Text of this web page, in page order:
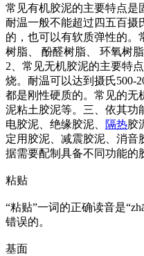
常见有机胶泥的主要特点是
耐温一般不能超过四五百摄
的，也可以有软质弹性的。
树脂、 酚醛树脂、 环氧树
2、常见无机胶泥的主要特
烧。耐温可以达到摄氏500-
都是刚性硬质的。常见的无
泥粘土胶泥等。三、依其功
电胶泥、绝缘胶泥、
隔热胶
定用胶泥、减震胶泥、消音
据需要配制具备不同功能的
粘贴
“粘贴”一词的正确读音是
错误的。
基面